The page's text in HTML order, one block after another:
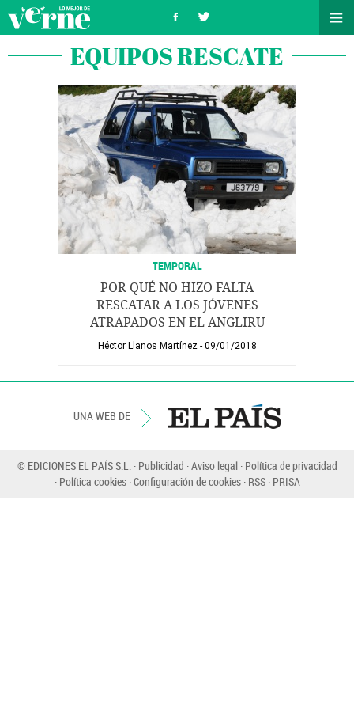
EQUIPOS RESCATE
TEMPORAL
POR QUÉ NO HIZO FALTA
RESCATAR A LOS JÓVENES
ATRAPADOS EN EL ANGLIRU
Héctor Llanos Martínez 09/01/2018
UNA WEB DE
© EDICIONES EL PAÍS S.L. Publicidad Aviso legal Política de privacidad
Política cookies Configuración de cookies RSS PRISA